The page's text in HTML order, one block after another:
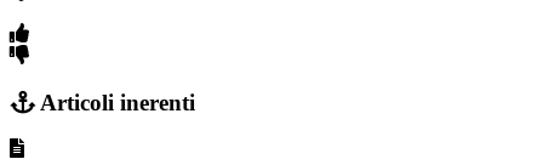
Articoli inerenti